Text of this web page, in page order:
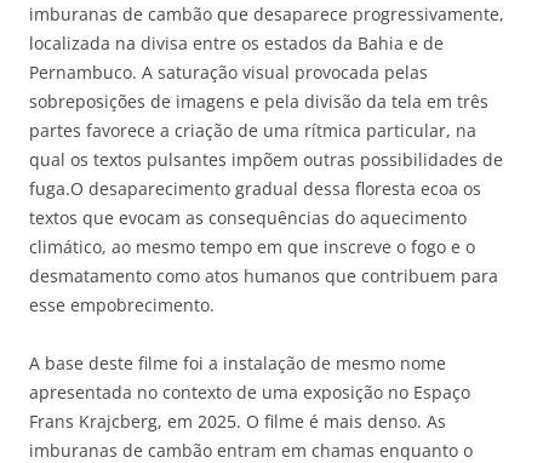
imburanas de cambão que desaparece progressivamente,
localizada na divisa entre os estados da Bahia e de
Pernambuco. A saturação visual provocada pelas
sobreposições de imagens e pela divisão da tela em três
partes favorece a criação de uma rítmica particular, na
qual os textos pulsantes impõem outras possibilidades de
fuga.O desaparecimento gradual dessa floresta ecoa os
textos que evocam as consequências do aquecimento
climático, ao mesmo tempo em que inscreve o fogo e o
desmatamento como atos humanos que contribuem para
esse empobrecimento.
A base deste filme foi a instalação de mesmo nome
apresentada no contexto de uma exposição no Espaço
Frans Krajcberg, em 2025. O filme é mais denso. As
imburanas de cambão entram em chamas enquanto o